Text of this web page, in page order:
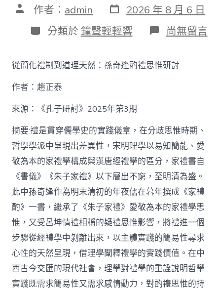
文 作者： admin 發
表
日
期
2026 年 8 月 6 日
分
類
分類於 鐘聲輕輕響 在
〈【趙
泰
找
空
間】
從
簡
化
禮
制
到
道
理
天
然：
孫
奇
逢
酌
禮
尚無留言
從簡化禮制到道理天然：孫奇逢酌禮思惟研討
作者：趙正泰
來源：《孔子研討》2025年第3期
摘要:禮是貫穿儒學史的實踐儀章，在分歧思惟時期、
哲學學派中呈現出差異性，宋明理學以易知簡能、愛
敬為本的家禮學構成與漢唐經禮學的區分，家禮書自
《書儀》《朱子家禮》以下層出不窮，至明清為盛。
此中孫奇逢作為明末清初的年夜儒在暮年撰成《家禮
酌》一書，繼承了《朱子家禮》愛敬為本的家禮學思
惟，又受呂坤情禮相稱的疑禮思惟影響，將禮進一個
步驟從經禮學中剝離出來，以主體實踐的簡易性尋求
心性的天然呈現，借理學闡釋禮學的實踐價值。在中
西古今交匯的現代社會，理學對禮學的重詮說明哲學
實踐既需求簡易性又需求感情動力，對酌禮思惟的持